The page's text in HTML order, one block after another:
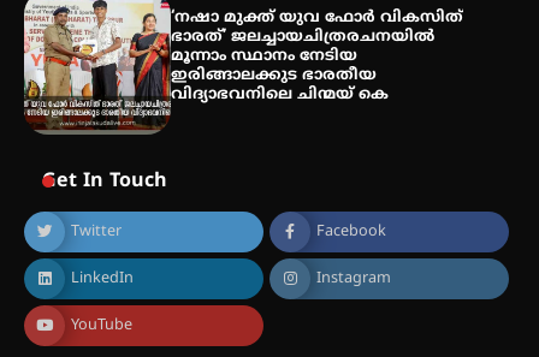
‘നഷാ മുക്ത് യുവ ഫോർ വികസിത്
ഭാരത്’ ജലച്ചായചിത്രരചനയിൽ
മൂന്നാം സ്ഥാനം നേടിയ
ഇരിങ്ങാലക്കുട ഭാരതീയ
വിദ്യാഭവനിലെ ചിന്മയ് കെ
Get In Touch
Twitter Facebook
LinkedIn Instagram
YouTube